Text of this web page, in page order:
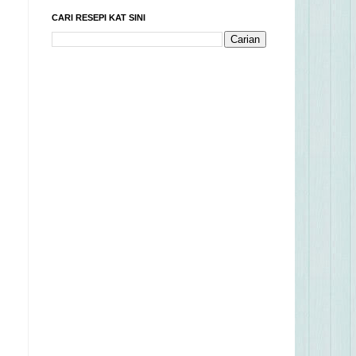
CARI RESEPI KAT SINI